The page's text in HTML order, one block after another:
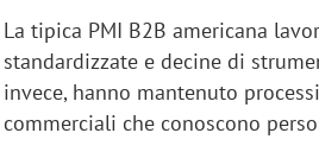
La tipica PMI B2B americana
standardizzate e decine di
invece, hanno mantenuto
commerciali che conoscono